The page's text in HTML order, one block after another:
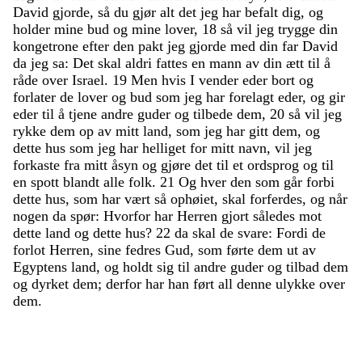
David gjorde, så du gjør alt det jeg har befalt dig, og
holder mine bud og mine lover, 18 så vil jeg trygge din
kongetrone efter den pakt jeg gjorde med din far David
da jeg sa: Det skal aldri fattes en mann av din ætt til å
råde over Israel. 19 Men hvis I vender eder bort og
forlater de lover og bud som jeg har forelagt eder, og gir
eder til å tjene andre guder og tilbede dem, 20 så vil jeg
rykke dem op av mitt land, som jeg har gitt dem, og
dette hus som jeg har helliget for mitt navn, vil jeg
forkaste fra mitt åsyn og gjøre det til et ordsprog og til
en spott blandt alle folk. 21 Og hver den som går forbi
dette hus, som har vært så ophøiet, skal forferdes, og når
nogen da spør: Hvorfor har Herren gjort således mot
dette land og dette hus? 22 da skal de svare: Fordi de
forlot Herren, sine fedres Gud, som førte dem ut av
Egyptens land, og holdt sig til andre guder og tilbad dem
og dyrket dem; derfor har han ført all denne ulykke over
dem.